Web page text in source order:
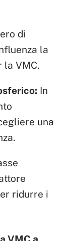
di
la
la VMC.
In
una
ridurre i